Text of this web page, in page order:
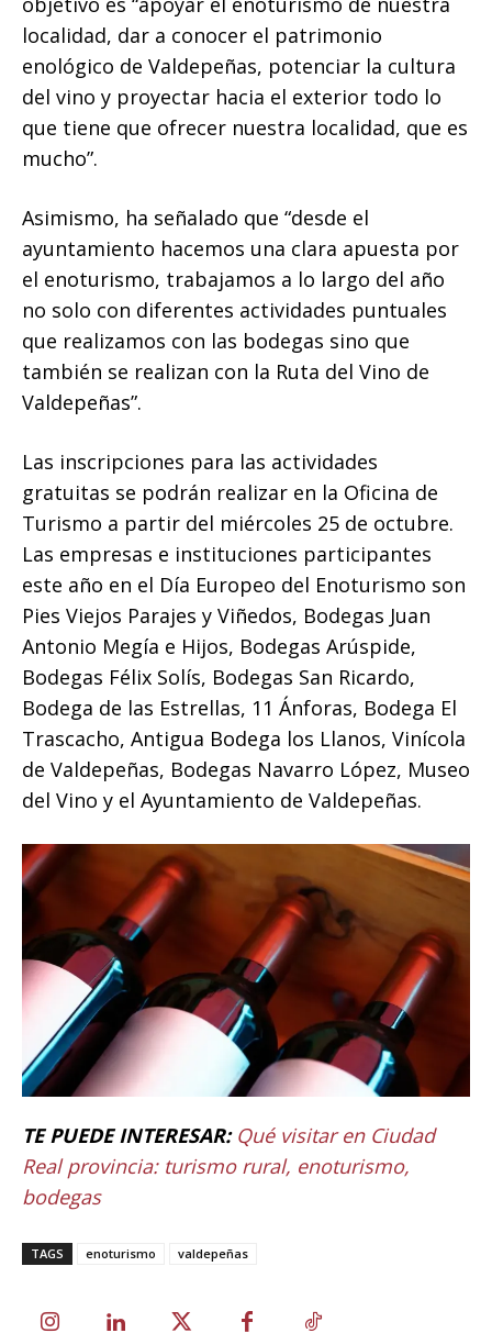
localidad, dar a conocer el patrimonio
enológico de Valdepeñas, potenciar la cultura
del vino y proyectar hacia el exterior todo lo
que tiene que ofrecer nuestra localidad, que es
mucho”.
Asimismo, ha señalado que “desde el
ayuntamiento hacemos una clara apuesta por
el enoturismo, trabajamos a lo largo del año
no solo con diferentes actividades puntuales
que realizamos con las bodegas sino que
también se realizan con la Ruta del Vino de
Valdepeñas”.
Las inscripciones para las actividades
gratuitas se podrán realizar en la Oficina de
Turismo a partir del miércoles 25 de octubre.
Las empresas e instituciones participantes
este año en el Día Europeo del Enoturismo son
Pies Viejos Parajes y Viñedos, Bodegas Juan
Antonio Megía e Hijos, Bodegas Arúspide,
Bodegas Félix Solís, Bodegas San Ricardo,
Bodega de las Estrellas, 11 Ánforas, Bodega El
Trascacho, Antigua Bodega los Llanos, Vinícola
de Valdepeñas, Bodegas Navarro López, Museo
del Vino y el Ayuntamiento de Valdepeñas.
TE PUEDE INTERESAR: Qué visitar en Ciudad
Real provincia: turismo rural, enoturismo,
bodegas
TAGS enoturismo valdepeñas